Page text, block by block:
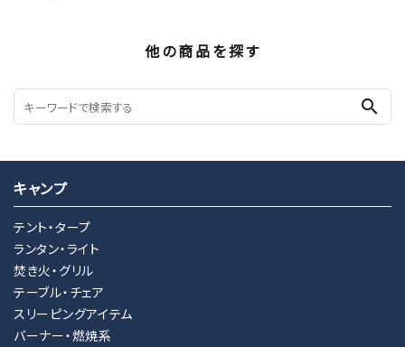
他の商品を探す
search
キャンプ
テント・タープ
ランタン・ライト
焚き火・グリル
テーブル・チェア
スリーピングアイテム
バーナー・燃焼系